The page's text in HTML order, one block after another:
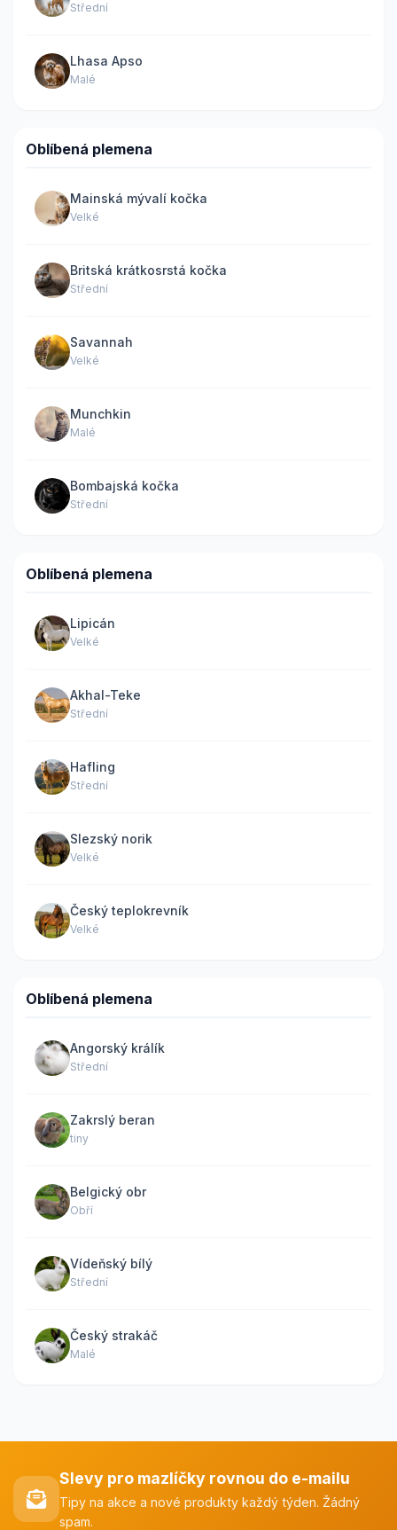
Střední
Lhasa Apso
Malé
Oblíbená plemena
Mainská mývalí kočka
Velké
Britská krátkosrstá kočka
Střední
Savannah
Velké
Munchkin
Malé
Bombajská kočka
Střední
Oblíbená plemena
Lipicán
Velké
Akhal-Teke
Střední
Hafling
Střední
Slezský norik
Velké
Český teplokrevník
Velké
Oblíbená plemena
Angorský králík
Střední
Zakrslý beran
tiny
Belgický obr
Obří
Vídeňský bílý
Střední
Český strakáč
Malé
Slevy pro mazlíčky rovnou do e-mailu
Tipy na akce a nové produkty každý týden. Žádný
spam.